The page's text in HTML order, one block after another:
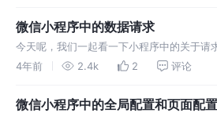
微信小程序中的数据请求
今天呢，我们一起看一下小程序中的关于请
据方面的知识，一起思考一个问题，在小程序
4年前 2.4k 2 评论
微信小程序中的全局配置和页面配置